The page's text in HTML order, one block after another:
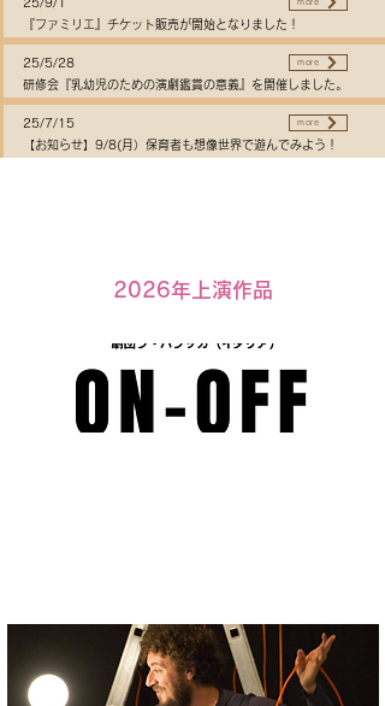
25/9/1 more
『ファミリエ』チケット販売が開始となりました！
25/5/28 more
研修会『乳幼児のための演劇鑑賞の意義』を開催しました。
25/7/15 more
【お知らせ】9/8(月）保育者も想像世界で遊んでみよう！
2026年上演作品